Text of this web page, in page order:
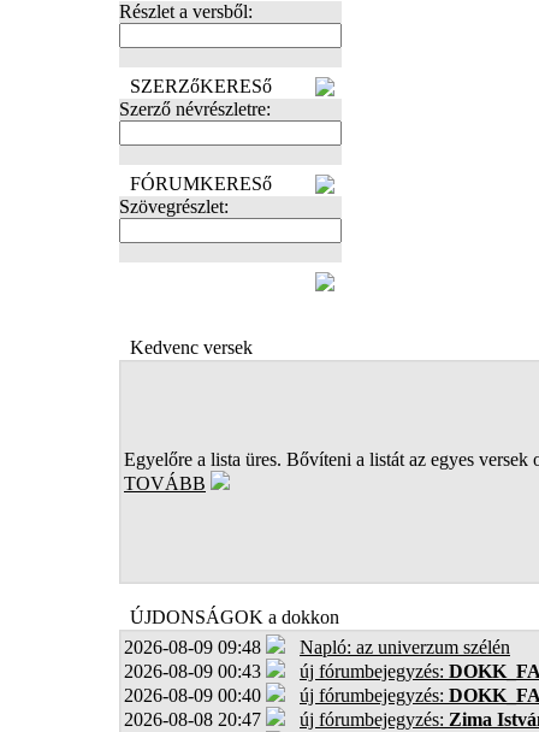
Részlet a versből:
SZERZőKERESő
Szerző névrészletre:
FÓRUMKERESő
Szövegrészlet:
Kedvenc versek
Egyelőre a lista üres. Bővíteni a listát az egyes versek
TOVÁBB
ÚJDONSÁGOK a dokkon
2026-08-09 09:48
Napló: az univerzum szélén
2026-08-09 00:43
új fórumbejegyzés:
2026-08-09 00:40
új fórumbejegyzés:
2026-08-08 20:47
új fórumbejegyzés: Zima